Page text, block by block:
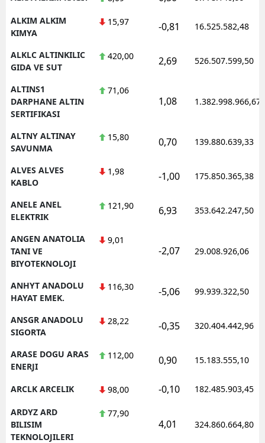
ALKIM ALKIM
KIMYA
15,97 -0,81 16.525.582,48
ALKLC ALTINKILIC
GIDA VE SUT
420,00 2,69 526.507.599,50
ALTINS1
DARPHANE ALTIN
SERTIFIKASI
71,06
1,08 1.382.998.966,67
ALTNY ALTINAY
SAVUNMA
15,80 0,70 139.880.639,33
ALVES ALVES
KABLO
1,98 -1,00 175.850.365,38
ANELE ANEL
ELEKTRIK
121,90 6,93 353.642.247,50
ANGEN ANATOLIA
TANI VE
BIYOTEKNOLOJI
9,01
-2,07 29.008.926,06
ANHYT ANADOLU
HAYAT EMEK.
116,30 -5,06 99.939.322,50
ANSGR ANADOLU
SIGORTA
28,22 -0,35 320.404.442,96
ARASE DOGU ARAS
ENERJI
112,00 0,90 15.183.555,10
ARCLK ARCELIK 98,00 -0,10 182.485.903,45
ARDYZ ARD
BILISIM
TEKNOLOJILERI
77,90
4,01 324.860.664,80